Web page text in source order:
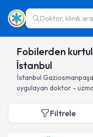
Doktor, klinik
Fobilerden
İstanbul
İstanbul Gaziosmanpaşa
uygulayan doktor -
Filtrele